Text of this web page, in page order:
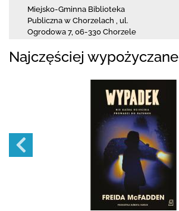
Miejsko-Gminna Biblioteka
Publiczna w Chorzelach
ul.
Ogrodowa 7, 06-330 Chorzele
Najczęściej wypożyczane